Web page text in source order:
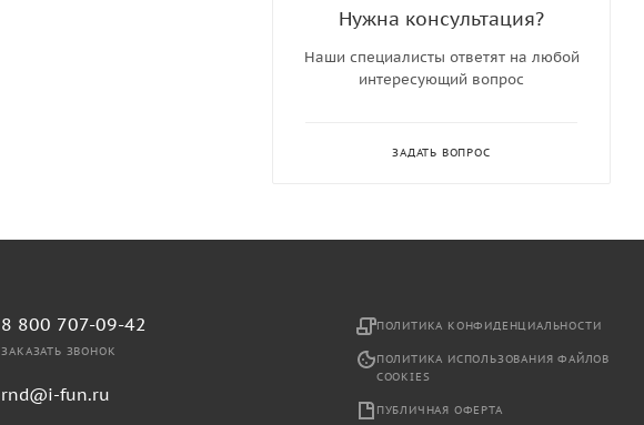
Нужна консультация?
Наши специалисты ответят на любой
интересующий вопрос
ЗАДАТЬ ВОПРОС
8 800 707-09-42
ЗАКАЗАТЬ ЗВОНОК
rnd@i-fun.ru
ПОЛИТИКА КОНФИДЕНЦИАЛЬНОСТИ
ПОЛИТИКА ИСПОЛЬЗОВАНИЯ ФАЙЛОВ
COOKIES
ПУБЛИЧНАЯ ОФЕРТА